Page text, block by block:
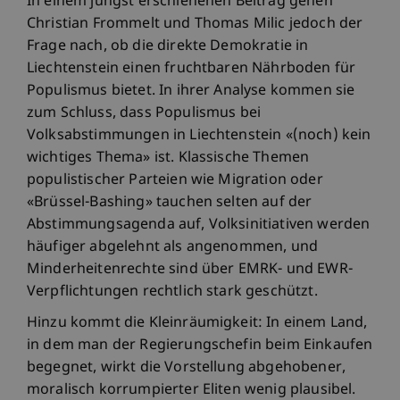
Christian Frommelt und Thomas Milic jedoch der
Frage nach, ob die direkte Demokratie in
Liechtenstein einen fruchtbaren Nährboden für
Populismus bietet. In ihrer Analyse kommen sie
zum Schluss, dass Populismus bei
Volksabstimmungen in Liechtenstein «(noch) kein
wichtiges Thema» ist. Klassische Themen
populistischer Parteien wie Migration oder
«Brüssel-Bashing» tauchen selten auf der
Abstimmungsagenda auf, Volksinitiativen werden
häufiger abgelehnt als angenommen, und
Minderheitenrechte sind über EMRK- und EWR-
Verpflichtungen rechtlich stark geschützt.
Hinzu kommt die Kleinräumigkeit: In einem Land,
in dem man der Regierungschefin beim Einkaufen
begegnet, wirkt die Vorstellung abgehobener,
moralisch korrumpierter Eliten wenig plausibel.